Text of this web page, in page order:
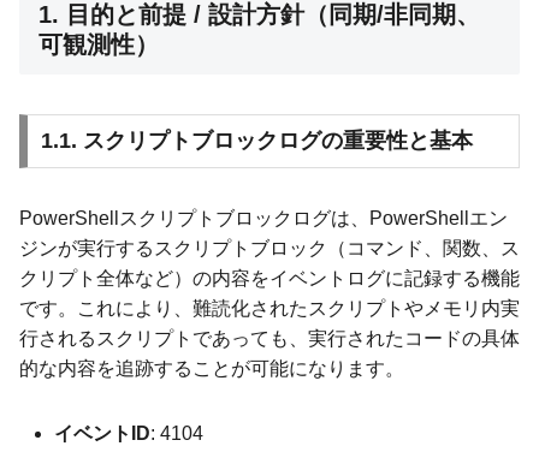
1. 目的と前提 / 設計方針（同期/非同期、
可観測性）
1.1. スクリプトブロックログの重要性と基本
PowerShellスクリプトブロックログは、PowerShellエン
ジンが実行するスクリプトブロック（コマンド、関数、ス
クリプト全体など）の内容をイベントログに記録する機能
です。これにより、難読化されたスクリプトやメモリ内実
行されるスクリプトであっても、実行されたコードの具体
的な内容を追跡することが可能になります。
イベントID: 4104